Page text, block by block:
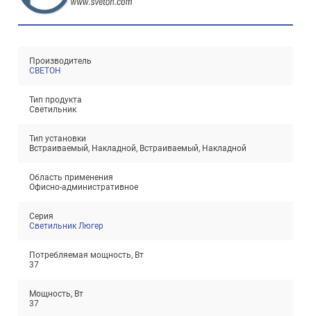
Проектирование систем освещения
Проектирование систем управления
Кастомизация оборудования/Индивидуальные
Шеф-монтаж
+7 (495) 925-27-29
Производитель
СВЕТОН
Тип продукта
Светильник
Тип установки
Встраиваемый, Накладной, Встраиваемый, Накладной
Область применения
Офисно-административное
Серия
Светильник Люгер
Потребляемая мощность, Вт
37
Мощность, Вт
37